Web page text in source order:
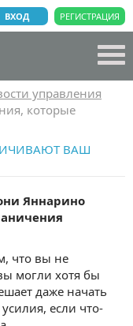
РЕГИСТРАЦИЯ
ВХОД
управления
которые
ВАШ
Яннарино
что вы не
могли хотя бы
даже начать
если что-